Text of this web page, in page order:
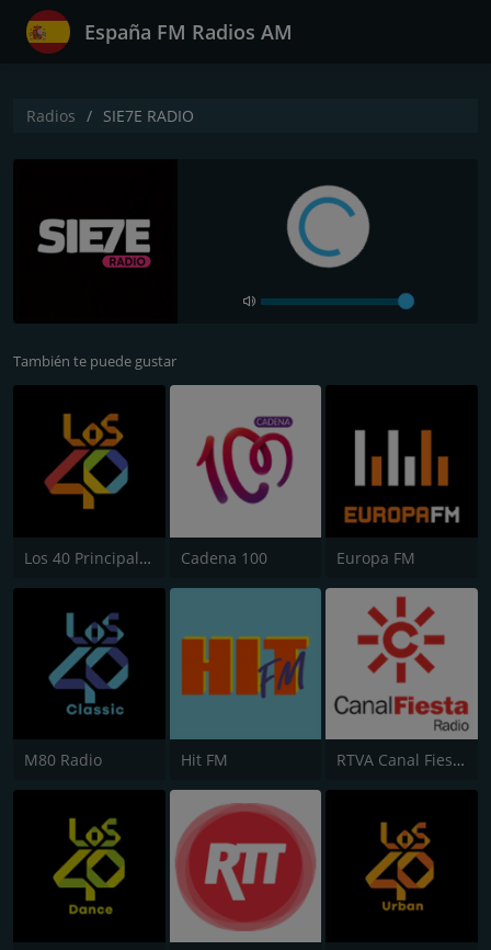
España FM Radios AM
Radios SIE7E RADIO
También te puede gustar
Los 40 Principales Cadena 100 Europa FM
M80 Radio Hit FM RTVA Canal Fiesta Radio